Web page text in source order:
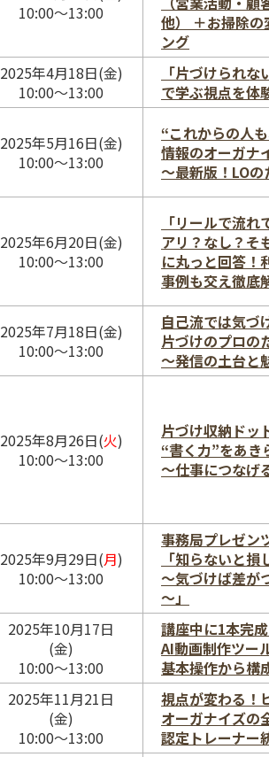
10:00〜13:00
他） ＋お掃除
ング
2025年4月18日(金)
10:00〜13:00
「片づけられ
で学ぶ視点を体
2025年5月16日(金)
10:00〜13:00
“これからの人
情報のオーガナ
〜最新版！LO
2025年6月20日(金)
10:00～13:00
「リールで流
アリ？なし？そ
に丸っと回答！
事例も交え徹底
2025年7月18日(金)
10:00～13:00
自己流では気づ
片づけのプロの
〜発信の土台と
2025年8月26日(火)
10:00～13:00
片づけ収納ドッ
“書く力”をあき
〜仕事につなげ
2025年9月29日(月)
10:00～13:00
事務局プレゼン
「知らないと
～気づけば差が
～」
2025年10月17日
(金)
10:00～13:00
講座中に1本完
AI動画制作ツー
基本操作から構
2025年11月21日
(金)
10:00〜13:00
視点が変わる！
オーガナイズの
認定トレーナー